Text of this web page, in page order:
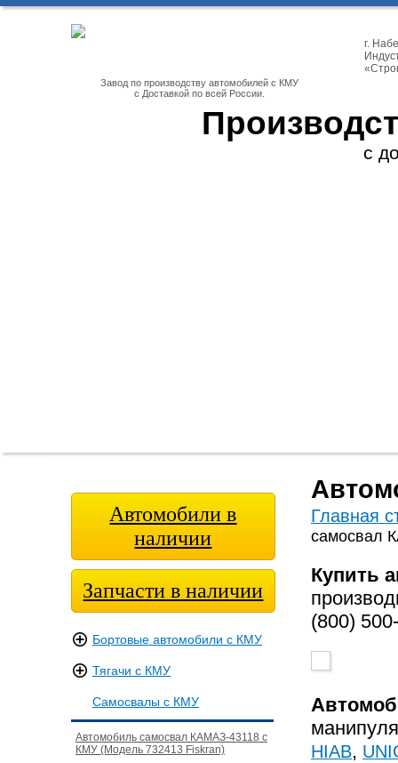
Завод по производству автомобилей с КМУ
с Доставкой по всей России.
г.
с
Автомобили в
наличии
Запчасти в наличии
Бортовые автомобили с КМУ
Тягачи с КМУ
Самосвалы с КМУ
Автомобиль самосвал КАМАЗ-43118 с
КМУ (Модель 732413 Fiskran)
Главная
самосвал
Купить
(800)
HIAB,